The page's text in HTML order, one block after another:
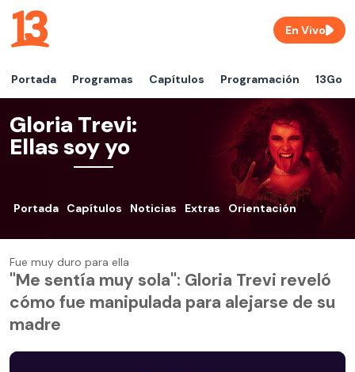
Portada Programas Capítulos Programación 13Go
En Vivo
Gloria Trevi:
Ellas soy yo
Portada Capítulos Noticias Extras Orientación
Fue muy duro para ella
"Me sentía muy sola": Gloria Trevi reveló
cómo fue manipulada para alejarse de su
madre